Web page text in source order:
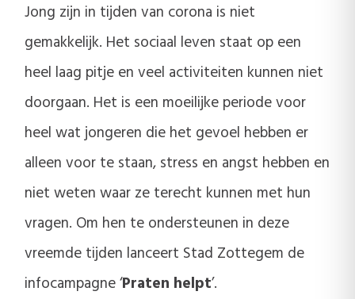
Jong zijn in tijden van corona is niet
gemakkelijk. Het sociaal leven staat op een
heel laag pitje en veel activiteiten kunnen niet
doorgaan. Het is een moeilijke periode voor
heel wat jongeren die het gevoel hebben er
alleen voor te staan, stress en angst hebben en
niet weten waar ze terecht kunnen met hun
vragen. Om hen te ondersteunen in deze
vreemde tijden lanceert Stad Zottegem de
infocampagne ‘Praten helpt’.